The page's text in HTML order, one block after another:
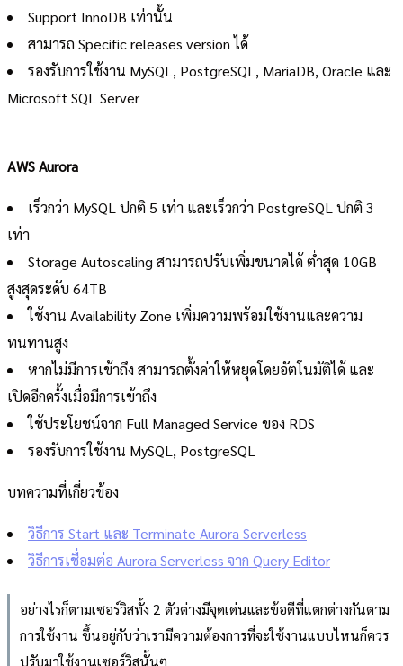
Support InnoDB เท่านั้น
สามารถ Specific releases version ได้
รองรับการใช้งาน MySQL, PostgreSQL, MariaDB, Oracle และ
Microsoft SQL Server
AWS Aurora
เร็วกว่า MySQL ปกติ 5 เท่า และเร็วกว่า PostgreSQL ปกติ 3
เท่า
Storage Autoscaling สามารถปรับเพิ่มขนาดได้ ต่ำสุด 10GB
สูงสุดระดับ 64TB
ใช้งาน Availability Zone เพิ่มความพร้อมใช้งานและความ
ทนทานสูง
หากไม่มีการเข้าถึง สามารถตั้งค่าให้หยุดโดยอัตโนมัติได้ และ
เปิดอีกครั้งเมื่อมีการเข้าถึง
ใช้ประโยชน์จาก Full Managed Service ของ RDS
รองรับการใช้งาน MySQL, PostgreSQL
บทความที่เกี่ยวข้อง
วิธีการ Start และ Terminate Aurora Serverless
วิธีการเชื่อมต่อ Aurora Serverless จาก Query Editor
อย่างไรก็ตามเซอร์วิสทั้ง 2 ตัวต่างมีจุดเด่นและข้อดีที่แตกต่างกันตาม
การใช้งาน ขึ้นอยู่กับว่าเรามีความต้องการที่จะใช้งานแบบไหนก็ควร
ปรับมาใช้งานเซอร์วิสนั้นๆ